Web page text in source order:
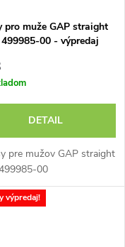
pro muže GAP straight
00 - výpredaj
DETAIL
pre mužov GAP straight
00
výpredaj!